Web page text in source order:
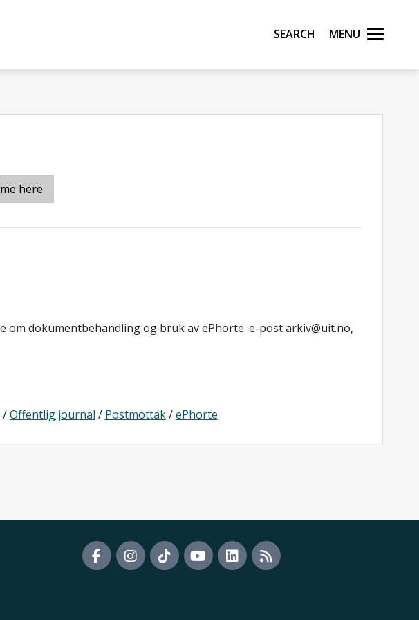
Search Menu
here
dokumentbehandling og bruk av ePhorte. e-post arkiv@uit.no,
/Offentlig journal / Postmottak/ePhorte